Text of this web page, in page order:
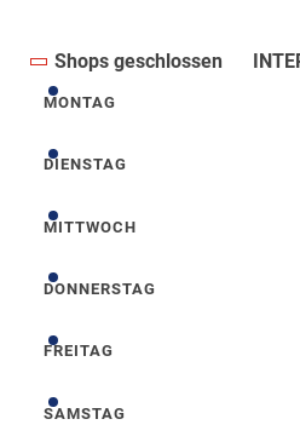
Shops geschlossen
Montag
MONTAG
Dienstag
DIENSTAG
Mittwoch
MITTWOCH
Donnerstag
DONNERSTAG
Freitag
FREITAG
Samstag
SAMSTAG